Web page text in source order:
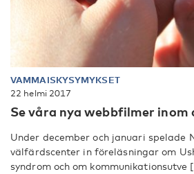
VAMMAISKYSYMYKSET
22 helmi 2017
Se våra nya webbfilmer
Under december och januari spelade
välfärdscenter in föreläsningar om
syndrom och om kommunikationsutve